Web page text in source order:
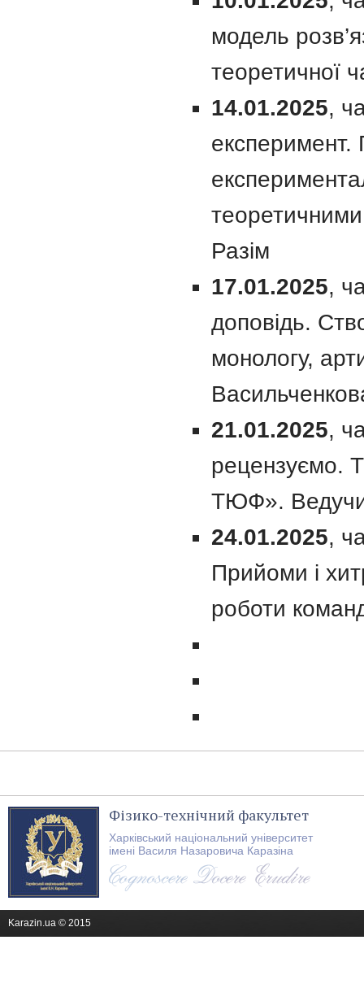
модель
теоретичної
14.01.2025,
експеримент.
Разім
17.01.2025,
доповідь.
монологу,
21.01.2025,
рецензуємо.
ТЮФ».
24.01.2025,
Прийоми і
роботи
Фізико-технічний факультет
Харківський національний університет
імені Василя Назаровича Каразіна
Karazin.ua © 2015